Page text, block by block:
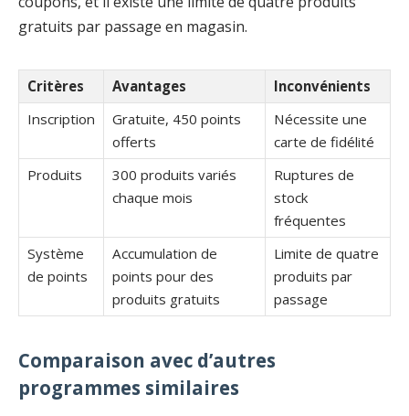
gratuits par passage en magasin.
Critères Avantages
Inconvénients
Inscription
Gratuite, 450 points
offerts
Nécessite une
carte de fidélité
Produits
300 produits variés
chaque mois
Ruptures de
stock
fréquentes
Système
de points
Accumulation de
points pour des
produits gratuits
Limite de quatre
produits par
passage
Comparaison avec d’autres
programmes similaires